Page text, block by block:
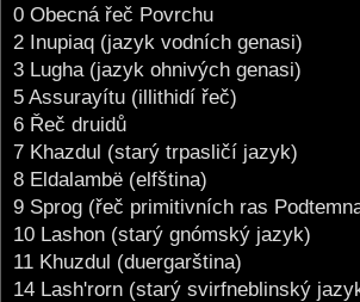
0 Obecná řeč Povrchu
2 Inupiaq (jazyk vodních genasi)
3 Lugha (jazyk ohnivých genasi)
5 Assurayítu (illithidí řeč)
6 Řeč druidů
7 Khazdul (starý trpasličí jazyk)
8 Eldalambë (elfština)
9 Sprog (řeč primitivních ras
10 Lashon (starý gnómský jazyk)
11 Khuzdul (duergarština)
14 Lash'rorn (starý svirfneblinský